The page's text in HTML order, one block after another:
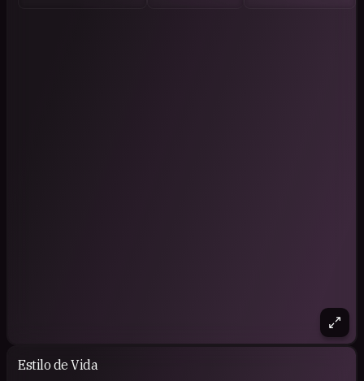
Estilo de Vida